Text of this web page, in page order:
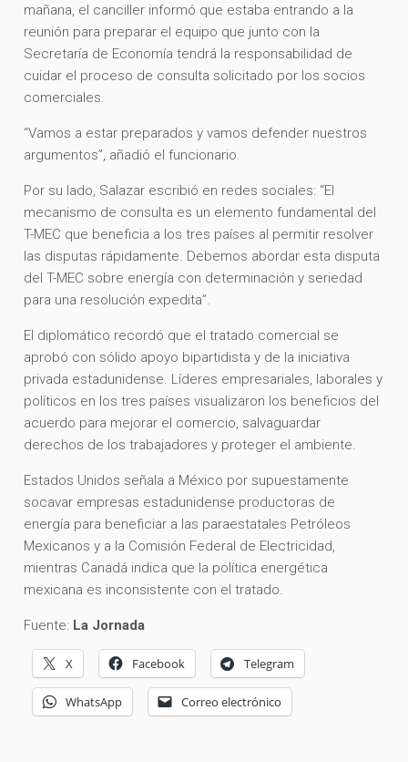
mañana, el canciller informó que estaba entrando a la
reunión para preparar el equipo que junto con la
Secretaría de Economía tendrá la responsabilidad de
cuidar el proceso de consulta solicitado por los socios
comerciales.
“Vamos a estar preparados y vamos defender nuestros
argumentos”, añadió el funcionario.
Por su lado, Salazar escribió en redes sociales: “El
mecanismo de consulta es un elemento fundamental del
T-MEC que beneficia a los tres países al permitir resolver
las disputas rápidamente. Debemos abordar esta disputa
del T-MEC sobre energía con determinación y seriedad
para una resolución expedita”.
El diplomático recordó que el tratado comercial se
aprobó con sólido apoyo bipartidista y de la iniciativa
privada estadunidense. Líderes empresariales, laborales y
políticos en los tres países visualizaron los beneficios del
acuerdo para mejorar el comercio, salvaguardar
derechos de los trabajadores y proteger el ambiente.
Estados Unidos señala a México por supuestamente
socavar empresas estadunidense productoras de
energía para beneficiar a las paraestatales Petróleos
Mexicanos y a la Comisión Federal de Electricidad,
mientras Canadá indica que la política energética
mexicana es inconsistente con el tratado.
Fuente: La Jornada
X Facebook Telegram
WhatsApp Correo electrónico